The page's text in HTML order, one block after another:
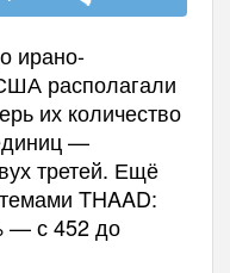
ирано-
располагали
их количество
—
третей. Ещё
THAAD:
— с 452 до